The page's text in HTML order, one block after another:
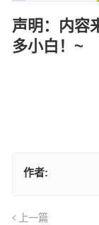
声明：内容
多小白！~
作者:
上一篇